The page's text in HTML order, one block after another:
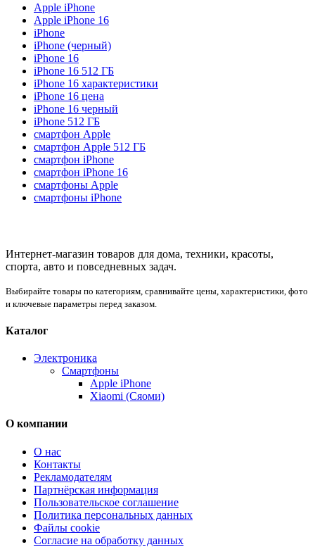
Apple iPhone
Apple iPhone 16
iPhone
iPhone (черный)
iPhone 16
iPhone 16 512 ГБ
iPhone 16 характеристики
iPhone 16 цена
iPhone 16 черный
iPhone 512 ГБ
смартфон Apple
смартфон Apple 512 ГБ
смартфон iPhone
смартфон iPhone 16
смартфоны Apple
смартфоны iPhone
Интернет-магазин товаров для дома, техники, красоты,
спорта, авто и повседневных задач.
Выбирайте товары по категориям, сравнивайте цены, характеристики, фото
и ключевые параметры перед заказом.
Каталог
Электроника
Смартфоны
Apple iPhone
Xiaomi (Сяоми)
О компании
О нас
Контакты
Рекламодателям
Партнёрская информация
Пользовательское соглашение
Политика персональных данных
Файлы cookie
Согласие на обработку данных